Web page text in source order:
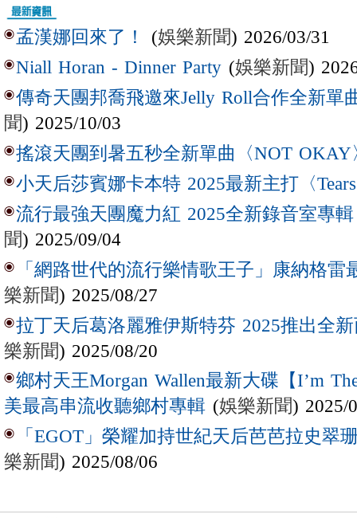
孟漢娜回來了！ (娛樂新聞) 2026/03/31
Niall Horan - Dinner Party (娛樂新聞)
傳奇天團邦喬飛邀來Jelly Roll合作全新單
聞) 2025/10/03
搖滾天團到暑五秒全新單曲〈NOT OKAY
小天后莎賓娜卡本特 2025最新主打〈
流行最強天團魔力紅 2025全新錄音室專
聞) 2025/09/04
「網路世代的流行樂情歌王子」康納格雷
樂新聞) 2025/08/27
拉丁天后葛洛麗雅伊斯特芬 2025推出全新
樂新聞) 2025/08/20
鄉村天王Morgan Wallen最新大碟【I’m
美最高串流收聽鄉村專輯 (娛樂新聞) 2025/
「EGOT」榮耀加持世紀天后芭芭拉史翠
樂新聞) 2025/08/06